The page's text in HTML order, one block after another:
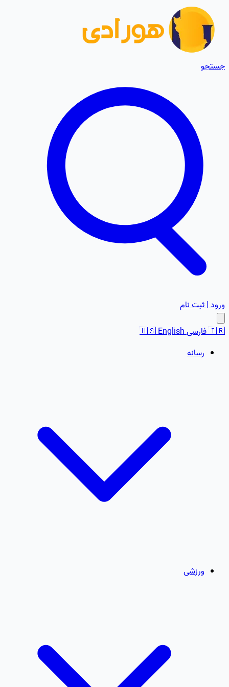
جستجو
ورود | ثبت نام
🇮🇷فارسی 🇺🇸English
رسانه
ورزشی